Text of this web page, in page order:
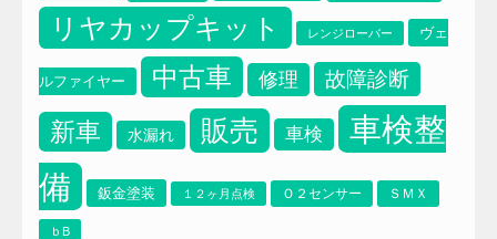
リヤカップキット レンジローバー ヴェ
ルファイヤー 中古車 修理 故障診断
新車 水漏れ 販売 車検
車検整
備
鈑金塗装 １２ヶ月点検 Ｏ２センサー ＳＭＸ
ｂB